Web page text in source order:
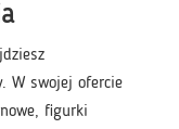
W swojej ofercie
figurki